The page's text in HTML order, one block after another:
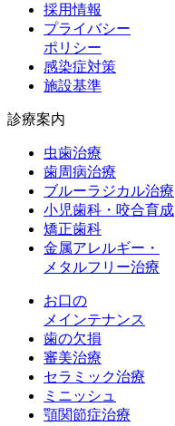
採用情報
プライバシー
ポリシー
感染症対策
施設基準
診療案内
虫歯治療
歯周病治療
ブルーラジカル治療
小児歯科・咬合育成
矯正歯科
金属アレルギー・
メタルフリー治療
お口の
メインテナンス
歯の欠損
審美治療
セラミック治療
ミニッシュ
顎関節症治療